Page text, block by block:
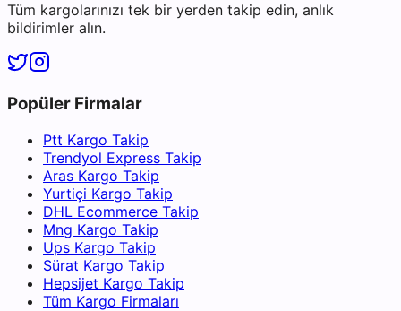
Tüm kargolarınızı tek bir yerden takip edin, anlık
bildirimler alın.
Popüler Firmalar
Ptt Kargo Takip
Trendyol Express Takip
Aras Kargo Takip
Yurtiçi Kargo Takip
DHL Ecommerce Takip
Mng Kargo Takip
Ups Kargo Takip
Sürat Kargo Takip
Hepsijet Kargo Takip
Tüm Kargo Firmaları